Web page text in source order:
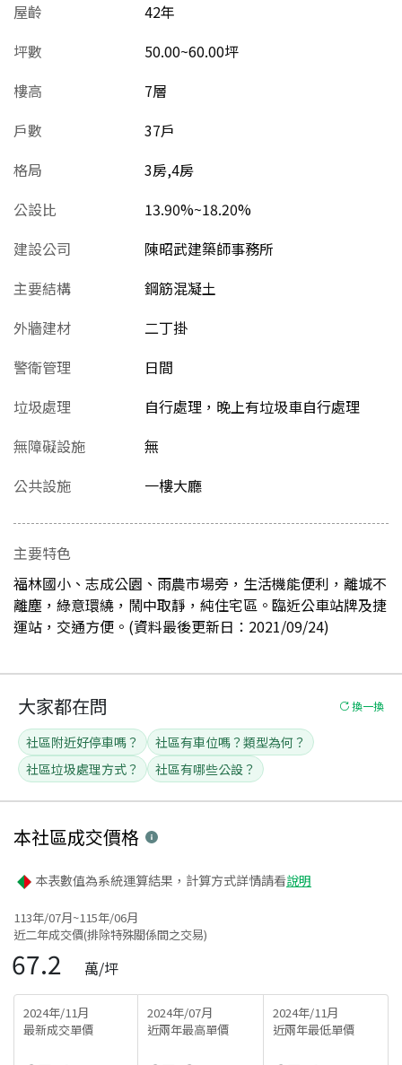
屋齡
42年
坪數
50.00~60.00坪
樓高
7層
戶數
37戶
格局
3房,4房
公設比
13.90%~18.20%
建設公司
陳昭武建築師事務所
主要結構
鋼筋混凝土
外牆建材
二丁掛
警衛管理
日間
垃圾處理
自行處理，晚上有垃圾車自行處理
無障礙設施
無
公共設施
一樓大廳
主要特色
福林國小、志成公園、雨農市場旁，生活機能便利，離城不
離塵，綠意環繞，鬧中取靜，純住宅區。臨近公車站牌及捷
運站，交通方便。(資料最後更新日：2021/09/24)
大家都在問 換一換
社區附近好停車嗎？
社區有車位嗎？類型為何？
社區垃圾處理方式？
社區有哪些公設？
本社區成交價格
本表數值為系統運算結果，計算方式詳情請看說明
113年/07月~115年/06月
近二年成交價(排除特殊關係間之交易)
67.2 萬/坪
2024年/11月
最新成交單價
2024年/07月
近兩年最高單價
2024年/11月
近兩年最低單價